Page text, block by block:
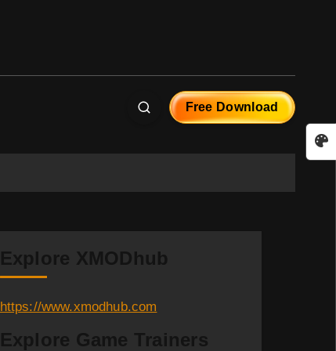
Free Download
Explore XMODhub
https://www.xmodhub.com
Explore Game Trainers